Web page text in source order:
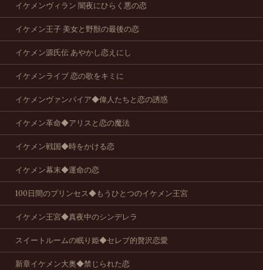
イケメンヴィラン 闇夜にひらく悪の恋
イケメン王子 美女と野獣の最後の恋
イケメン源氏伝 あやかし恋えにし
イケメンライブ 恋の歌をキミに
イケメンヴァンパイア◆偉人たちと恋の誘惑
イケメン革命◆アリスと恋の魔法
イケメン戦国◆時をかける恋
イケメン幕末◆運命の恋
100日間のプリンセス◆もうひとつのイケメン王宮
イケメン王宮◆真夜中のシンデレラ
スイートルームの眠り姫◆セレブ的贅沢恋愛
新章イケメン大奥◆禁じられた恋